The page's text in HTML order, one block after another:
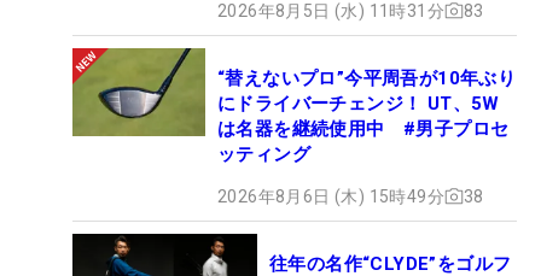
2026年8月5日 (水) 11時31分 83
“替えないプロ”今平周吾が10年ぶり
にドライバーチェンジ！ UT、5W
は名器を継続使用中 #男子プロセ
ッティング
2026年8月6日 (木) 15時49分 38
往年の名作“CLYDE”をゴルフ